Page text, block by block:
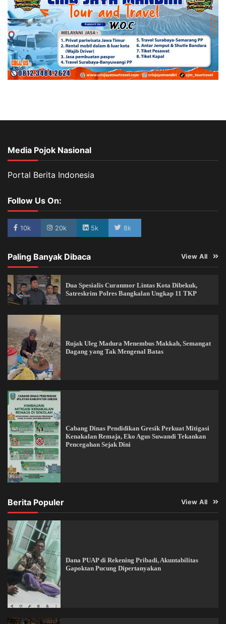
Media Pojok Nasional
Portal Berita Indonesia
Follow Us On:
10k 20k 5k 8k
Paling Banyak Dibaca View All
Dua Spesialis Curanmor Lintas Kota Dibekuk,
Satreskrim Polres Bangkalan Ungkap 11 TKP
Rujak Uleg Madura Menembus Makkah, Semangat
Dagang yang Tak Mengenal Batas
Cabang Dinas Pendidikan Gresik Perkuat Mitigasi
Kenakalan Remaja, Eko Agus Suwandi Tekankan
Pencegahan Sejak Dini
Berita Populer View All
Dana PUAP di Rekening Pribadi, Akuntabilitas
Gapoktan Pucung Dipertanyakan